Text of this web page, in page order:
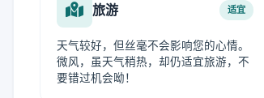
旅游 适宜
天气较好，但丝毫不会影响您的心情。
微风，虽天气稍热，却仍适宜旅游，不
要错过机会呦！